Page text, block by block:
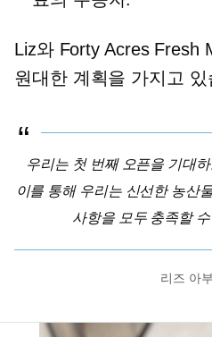
Liz와 Forty Acres Fresh
원대한 계획을 가지고 있
우리는 첫 번째 오픈을 기대
이를 통해 우리는 신선한 농산
사항을 모두 충족할
리즈 아